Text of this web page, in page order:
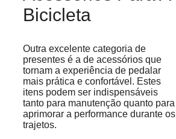
Bicicleta
Outra excelente categoria de
presentes é a de acessórios que
tornam a experiência de pedalar
mais prática e confortável. Estes
itens podem ser indispensáveis
tanto para manutenção quanto para
aprimorar a performance durante os
trajetos.